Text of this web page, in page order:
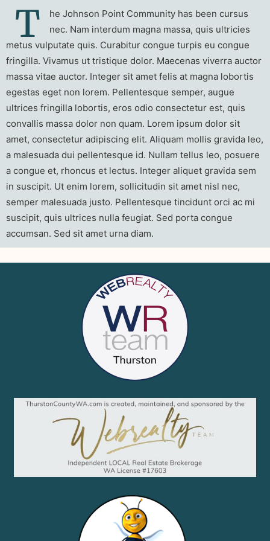
T
he Johnson Point Community has been cursus
nec. Nam interdum magna massa, quis ultricies
metus vulputate quis. Curabitur congue turpis eu congue
fringilla. Vivamus ut tristique dolor. Maecenas viverra auctor
massa vitae auctor. Integer sit amet felis at magna lobortis
egestas eget non lorem. Pellentesque semper, augue
ultrices fringilla lobortis, eros odio consectetur est, quis
convallis massa dolor non quam. Lorem ipsum dolor sit
amet, consectetur adipiscing elit. Aliquam mollis gravida leo,
a malesuada dui pellentesque id. Nullam tellus leo, posuere
a congue et, rhoncus et lectus. Integer aliquet gravida sem
in suscipit. Ut enim lorem, sollicitudin sit amet nisl nec,
semper malesuada justo. Pellentesque tincidunt orci ac mi
suscipit, quis ultrices nulla feugiat. Sed porta congue
accumsan. Sed sit amet urna diam.